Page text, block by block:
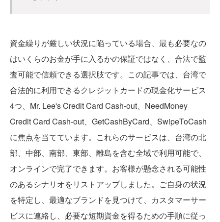
資金繰りが厳しい状況に陥っている場合、最も必要なの
はいくらのお金が手に入るかの保証ではなく、合法で監
査可能で信頼できる選択肢です。この記事では、台湾で
合法的に利用できるクレジットカードの現金化サービス
4つ、Mr. Lee's Credit Card Cash-out、NeedMoney
Credit Card Cash-out、GetCashByCard、SwipeToCash
に焦点を当てています。これらのサービスは、台湾の北
部、中部、南部、東部、離島を含む全域で利用可能で、
オンラインで完了できます。お客様が懸念される可能性
のあるシナリオをリストアップしました。ご自身の状況
を特定し、最適なブランドを見つけて、カスタマーサー
ビスに連絡し、必要な短期資金を得るための手順に従っ